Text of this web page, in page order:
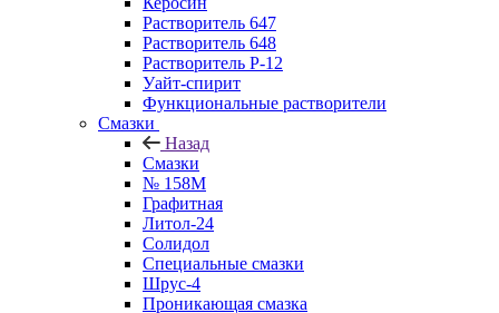
Растворитель 647
Растворитель 648
Растворитель Р-12
Уайт-спирит
Функциональные растворители
Смазки
Назад
Смазки
№ 158М
Графитная
Литол-24
Солидол
Специальные смазки
Шрус-4
Проникающая смазка